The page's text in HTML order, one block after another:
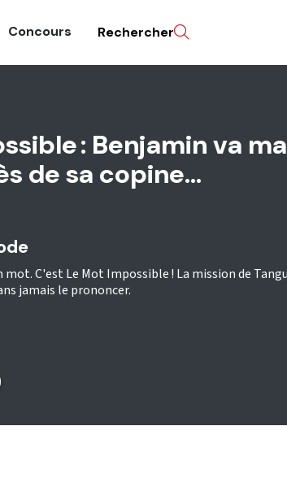
Concours Rechercher
: Benjamin va
de sa copine...
C'est Le Mot Impossible ! La mission de
jamais le prononcer.